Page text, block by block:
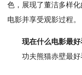
色，展现了董洁多样
电影并享受观影过程。
现在什么电影最
功夫熊猫赤壁最好